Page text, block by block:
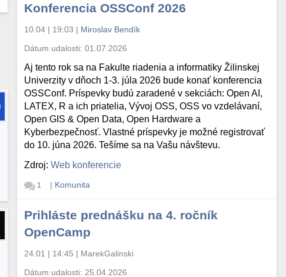
Konferencia OSSConf 2026
10.04 | 19:03 | Miroslav Bendík
Dátum udalosti:01.07.2026
Aj tento rok sa na Fakulte riadenia a informatiky Žilinskej
Univerzity v dňoch 1-3. júla 2026 bude konať konferencia
OSSConf. Príspevky budú zaradené v sekciách: Open AI,
LATEX, R a ich priatelia, Vývoj OSS, OSS vo vzdelávaní,
Open GIS & Open Data, Open Hardware a
Kyberbezpečnosť. Vlastné príspevky je možné registrovať
do 10. júna 2026. Tešíme sa na Vašu návštevu.
Zdroj:Web konferencie
1 | Komunita
Prihláste prednášku na 4. ročník
OpenCamp
24.01 | 14:45 | MarekGalinski
Dátum udalosti: 25.04.2026